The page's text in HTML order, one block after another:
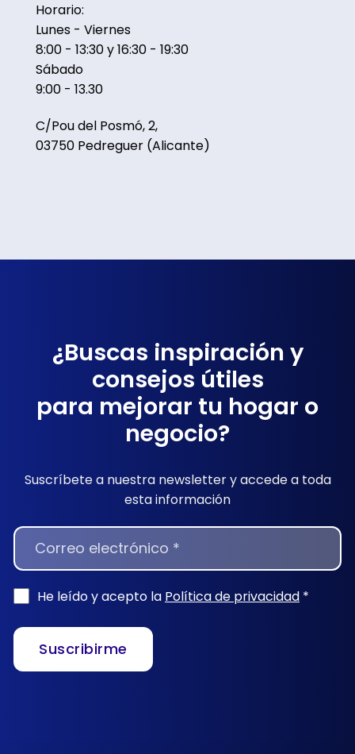
Horario:
Lunes - Viernes
8:00 - 13:30 y 16:30 - 19:30
Sábado
9:00 - 13.30
C/Pou del Posmó, 2,
03750 Pedreguer (Alicante)
¿Buscas inspiración y
consejos útiles
para mejorar tu hogar o
negocio?
Suscríbete a nuestra newsletter y accede a toda
esta información
NEWSLETTER
He leído y acepto la Política de privacidad *
Suscribirme